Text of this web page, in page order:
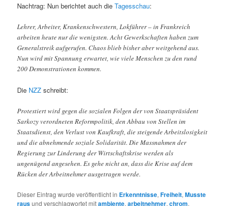
Nachtrag: Nun berichtet auch dieTagesschau:
Lehrer, Arbeiter, Krankenschwestern, Lokführer – in Frankreich
arbeiten heute nur die wenigsten. Acht Gewerkschaften haben zum
Generalstreik aufgerufen. Chaos blieb bisher aber weitgehend aus.
Nun wird mit Spannung erwartet, wie viele Menschen zu den rund
200 Demonstrationen kommen.
Die NZZ schreibt:
Protestiert wird gegen die sozialen Folgen der von Staatspräsident
Sarkozy verordneten Reformpolitik, den Abbau von Stellen im
Staatsdienst, den Verlust von Kaufkraft, die steigende Arbeitslosigkeit
und die abnehmende soziale Solidarität. Die Massnahmen der
Regierung zur Linderung der Wirtschaftskrise werden als
ungenügend angesehen. Es gehe nicht an, dass die Krise auf dem
Rücken der Arbeitnehmer ausgetragen werde.
Dieser Eintrag wurde veröffentlicht in Erkenntnisse,Freiheit,Musste
rausund verschlagwortet mitambiente,arbeitnehmer,chrom,